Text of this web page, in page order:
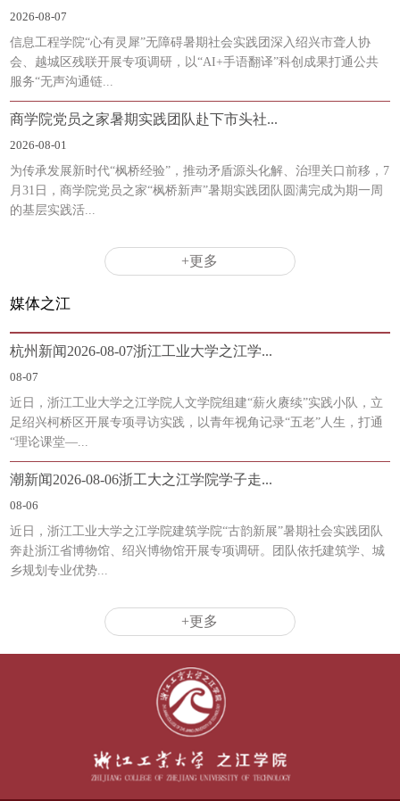
2026-08-07
信息工程学院“心有灵犀”无障碍暑期社会实践团深入绍兴市聋人协
会、越城区残联开展专项调研，以“AI+手语翻译”科创成果打通公共
服务“无声沟通链...
商学院党员之家暑期实践团队赴下市头社...
2026-08-01
为传承发展新时代“枫桥经验”，推动矛盾源头化解、治理关口前移，7
月31日，商学院党员之家“枫桥新声”暑期实践团队圆满完成为期一周
的基层实践活...
+更多
媒体之江
杭州新闻2026-08-07浙江工业大学之江学...
08-07
近日，浙江工业大学之江学院人文学院组建“薪火赓续”实践小队，立
足绍兴柯桥区开展专项寻访实践，以青年视角记录“五老”人生，打通
“理论课堂—...
潮新闻2026-08-06浙工大之江学院学子走...
08-06
近日，浙江工业大学之江学院建筑学院“古韵新展”暑期社会实践团队
奔赴浙江省博物馆、绍兴博物馆开展专项调研。团队依托建筑学、城
乡规划专业优势...
+更多